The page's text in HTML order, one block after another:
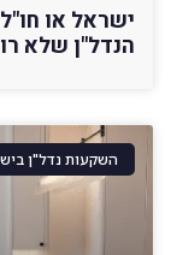
הנדל"ן שלא
השקעות נדל"ן